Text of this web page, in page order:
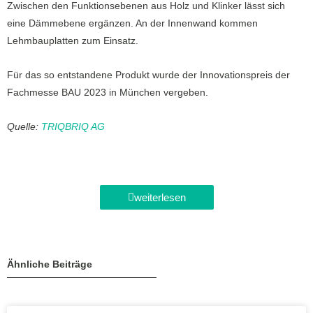
Zwischen den Funktionsebenen aus Holz und Klinker lässt sich
eine Dämmebene ergänzen. An der Innenwand kommen
Lehmbauplatten zum Einsatz.
Für das so entstandene Produkt wurde der Innovationspreis der
Fachmesse BAU 2023 in München vergeben.
Quelle: TRIQBRIQ AG
weiterlesen
Ähnliche Beiträge